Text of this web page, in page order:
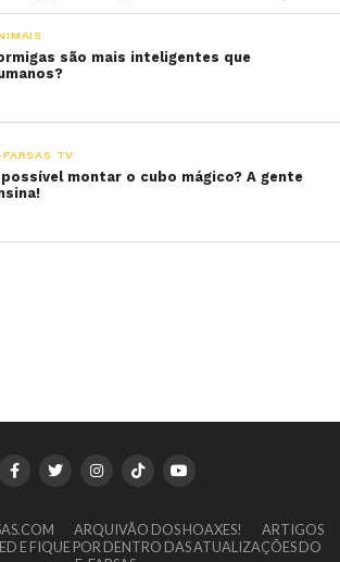
são mais inteligentes que
TV
possível montar o cubo mágico? A gente
ARQUIVÃO DOS HOAXES!
ARTIGOS
E FIQUE POR DENTRO DAS ATUALIZAÇÕES DO